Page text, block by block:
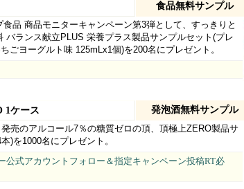
食品無料サンプル
品 商品モニターキャンペーン第3弾として、すっきりと
バランス献立PLUS 栄養プラス製品サンプルセット(プレ
ごヨーグルト味 125mLx1個)を200名にプレゼント。
1ケース 発泡酒無料サンプル
売のアルコール7％の糖質ゼロの頂、頂極上ZERO製品サ
)を1000名にプレゼント。
公式アカウントフォロー＆指定キャンペーン投稿RT必